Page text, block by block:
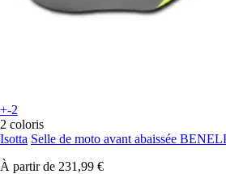
+-2
2 coloris
Isotta Selle de moto avant abaissée
À partir de 231,99 €